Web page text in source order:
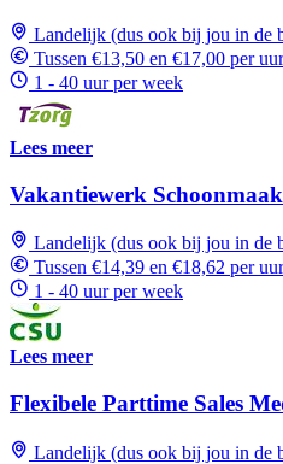
Landelijk (dus ook bij jou in de
Tussen €13,50 en €17,00 per uur
1 - 40 uur per week
Lees meer
Vakantiewerk Schoonmaak
Landelijk (dus ook bij jou in de
Tussen €14,39 en €18,62 per uur
1 - 40 uur per week
Lees meer
Flexibele Parttime Sales
Landelijk (dus ook bij jou in de